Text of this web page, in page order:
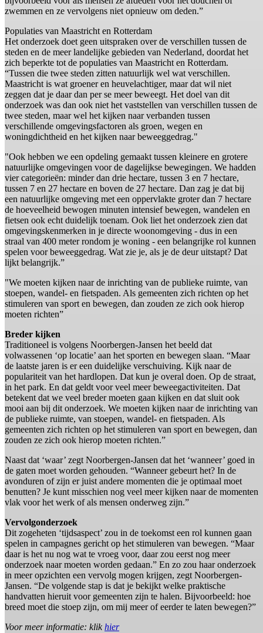
zwemmen en ze vervolgens niet opnieuw om deden.”
Populaties van Maastricht en Rotterdam
Het onderzoek doet geen uitspraken over de verschillen tussen de
steden en de meer landelijke gebieden van Nederland, doordat het
zich beperkte tot de populaties van Maastricht en Rotterdam.
“Tussen die twee steden zitten natuurlijk wel wat verschillen.
Maastricht is wat groener en heuvelachtiger, maar dat wil niet
zeggen dat je daar dan per se meer beweegt. Het doel van dit
onderzoek was dan ook niet het vaststellen van verschillen tussen de
twee steden, maar wel het kijken naar verbanden tussen
verschillende omgevingsfactoren als groen, wegen en
woningdichtheid en het kijken naar beweeggedrag."
"Ook hebben we een opdeling gemaakt tussen kleinere en grotere
natuurlijke omgevingen voor de dagelijkse bewegingen. We hadden
vier categorieën: minder dan drie hectare, tussen 3 en 7 hectare,
tussen 7 en 27 hectare en boven de 27 hectare. Dan zag je dat bij
een natuurlijke omgeving met een oppervlakte groter dan 7 hectare
de hoeveelheid bewogen minuten intensief bewegen, wandelen en
fietsen ook echt duidelijk toenam. Ook liet het onderzoek zien dat
omgevingskenmerken in je directe woonomgeving - dus in een
straal van 400 meter rondom je woning - een belangrijke rol kunnen
spelen voor beweeggedrag. Wat zie je, als je de deur uitstapt? Dat
lijkt belangrijk.”
"We moeten kijken naar de inrichting van de publieke ruimte, van
stoepen, wandel- en fietspaden. Als gemeenten zich richten op het
stimuleren van sport en bewegen, dan zouden ze zich ook hierop
moeten richten”
Breder kijken
Traditioneel is volgens Noorbergen-Jansen het beeld dat
volwassenen ‘op locatie’ aan het sporten en bewegen slaan. “Maar
de laatste jaren is er een duidelijke verschuiving. Kijk naar de
populariteit van het hardlopen. Dat kun je overal doen. Op de straat,
in het park. En dat geldt voor veel meer beweegactiviteiten. Dat
betekent dat we veel breder moeten gaan kijken en dat sluit ook
mooi aan bij dit onderzoek. We moeten kijken naar de inrichting van
de publieke ruimte, van stoepen, wandel- en fietspaden. Als
gemeenten zich richten op het stimuleren van sport en bewegen, dan
zouden ze zich ook hierop moeten richten.”
Naast dat ‘waar’ zegt Noorbergen-Jansen dat het ‘wanneer’ goed in
de gaten moet worden gehouden. “Wanneer gebeurt het? In de
avonduren of zijn er juist andere momenten die je optimaal moet
benutten? Je kunt misschien nog veel meer kijken naar de momenten
vlak voor het werk of als mensen onderweg zijn.”
Vervolgonderzoek
Dit zogeheten ‘tijdsaspect’ zou in de toekomst een rol kunnen gaan
spelen in campagnes gericht op het stimuleren van bewegen. “Maar
daar is het nu nog wat te vroeg voor, daar zou eerst nog meer
onderzoek naar moeten worden gedaan.” En zo zou haar onderzoek
in meer opzichten een vervolg mogen krijgen, zegt Noorbergen-
Jansen. “De volgende stap is dat je bekijkt welke praktische
handvatten hieruit voor gemeenten zijn te halen. Bijvoorbeeld: hoe
breed moet die stoep zijn, om mij meer of eerder te laten bewegen?”
Voor meer informatie: klikhier